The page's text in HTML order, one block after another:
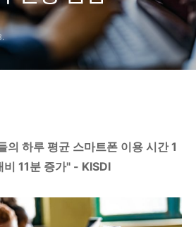
의 하루 평균 스마트폰 이용 시간 1
11분 증가" - KISDI